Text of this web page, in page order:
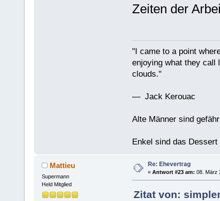
Zeiten der
"I came to a point
enjoying what they call
clouds."
— Jack Kerouac
Alte Männer sind
Enkel sind das
Mattieu
Supermann
Held Mitglied
Re: Ehevertrag
« Antwort #23 am: 08. März
Zitat von: